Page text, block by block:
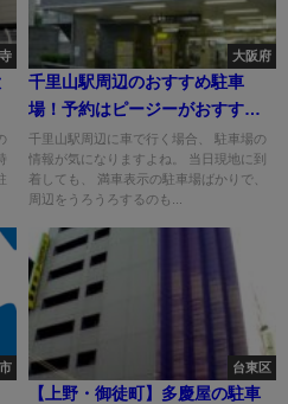
大阪府
千里山駅周辺のおすすめ駐車
場！予約はピージーがおすす
め！
千里山駅周辺に車で行く場合、 駐車場の
情報が気になりますよね。 当日現地に到
着しても、 満車表示の駐車場ばかりで、
周辺をうろうろするのも...
台東区
【上野・御徒町】多慶屋の駐車